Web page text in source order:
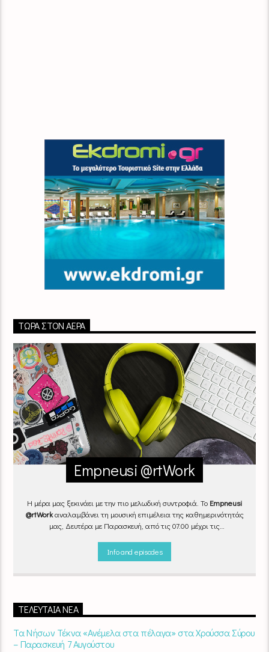
ΤΏΡΑ ΣΤΟΝ ΑΈΡΑ
Empneusi @rtWork
Η μέρα μας ξεκινάει με την πιο μελωδική συντροφιά. Το Empneusi
@rtWorkαναλαμβάνει τη μουσική επιμέλεια της καθημερινότητάς
μας, Δευτέρα με Παρασκευή, από τις 07.00 μέχρι τις
εναλλάσσονται αρμονικά, θυμίζοντάς μας πως δουλειά και
Καθημερινά(Δευτέρα-Παρασκευή)
Info and episodes
ΤΕΛΕΥΤΑΊΑ ΝΈΑ
Τα Νήσων Τέκνα «Ανέμελα στα πέλαγα» στα Χρούσσα Σύρου
– Παρασκευή 7 Αυγούστου